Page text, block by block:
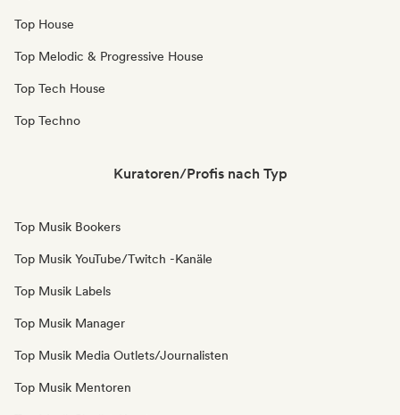
Top House
Top Melodic & Progressive House
Top Tech House
Top Techno
Kuratoren/Profis nach Typ
Top Musik Bookers
Top Musik YouTube/Twitch -Kanäle
Top Musik Labels
Top Musik Manager
Top Musik Media Outlets/Journalisten
Top Musik Mentoren